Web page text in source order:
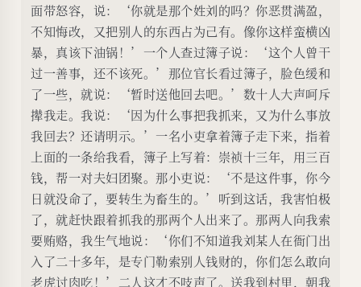
面带怒容，说：‘你就是那个姓刘的吗？你恶贯满盈，
不知悔改，又把别人的东西占为己有。像你这样蛮横凶
暴，真该下油锅！’一个人查过簿子说：‘这个人曾干
过一善事，还不该死。’那位官长看过簿子，脸色缓和
了一些，就说：‘暂时送他回去吧。’数十人大声呵斥
撵我走。我说：‘因为什么事把我抓来，又为什么事放
我回去？还请明示。’一名小吏拿着簿子走下来，指着
上面的一条给我看，簿子上写着：崇祯十三年，用三百
钱，帮一对夫妇团聚。那小吏说：‘不是这件事，你今
日就没命了，要转生为畜生的。’听到这话，我害怕极
了，就赶快跟着抓我的那两个人出来了。那两人向我索
要贿赂，我生气地说：‘你们不知道我刘某人在衙门出
入了二十多年，是专门勒索别人钱财的，你们怎么敢向
老虎讨肉吃！’二人这才不吱声了。送我到村里，朝我